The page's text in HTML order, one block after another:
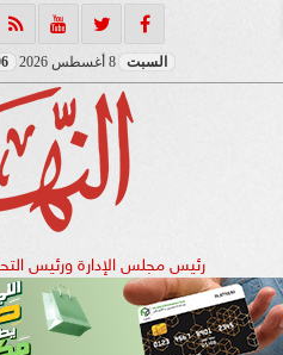
السبت 8 أغسطس 2026
رئيس مجلس الإدارة ورئيس